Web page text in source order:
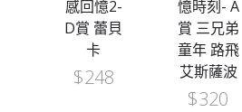
感回憶2-
D賞 蕾貝
卡
$248
憶時刻- A
賞 三兄弟
童年 路飛
艾斯薩波
$320